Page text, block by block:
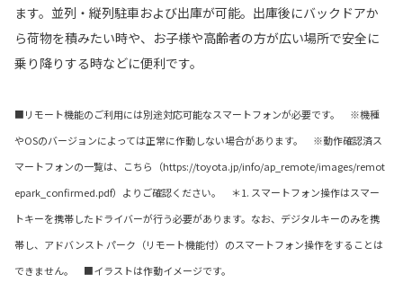
ます。並列・縦列駐車および出庫が可能。出庫後にバックドアか
ら荷物を積みたい時や、お子様や高齢者の方が広い場所で安全に
乗り降りする時などに便利です。
■リモート機能のご利用には別途対応可能なスマートフォンが必要です。 ※機種
やOSのバージョンによっては正常に作動しない場合があります。 ※動作確認済ス
マートフォンの一覧は、こちら（https://toyota.jp/info/ap_remote/images/remot
epark_confirmed.pdf）よりご確認ください。 ＊1. スマートフォン操作はスマー
トキーを携帯したドライバーが行う必要があります。なお、デジタルキーのみを携
帯し、アドバンスト パーク（リモート機能付）のスマートフォン操作をすることは
できません。 ■イラストは作動イメージです。